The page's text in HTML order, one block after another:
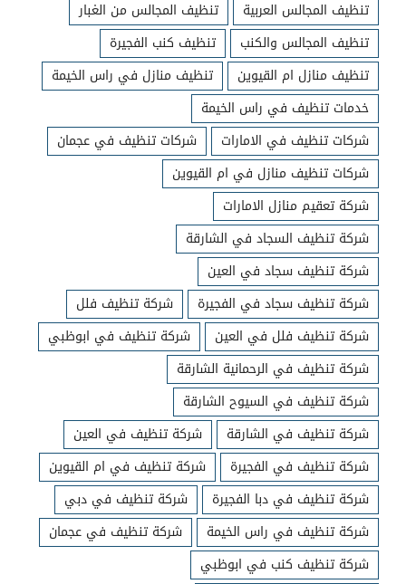
تنظيف المجالس العربية
تنظيف المجالس من الغبار
تنظيف المجالس والكنب
تنظيف كنب الفجيرة
تنظيف منازل ام القيوين
تنظيف منازل في راس الخيمة
خدمات تنظيف في راس الخيمة
شركات تنظيف في الامارات
شركات تنظيف في عجمان
شركات تنظيف منازل في ام القيوين
شركة تعقيم منازل الامارات
شركة تنظيف السجاد في الشارقة
شركة تنظيف سجاد في العين
شركة تنظيف سجاد في الفجيرة
شركة تنظيف فلل
شركة تنظيف فلل في العين
شركة تنظيف في ابوظبي
شركة تنظيف في الرحمانية الشارقة
شركة تنظيف في السيوح الشارقة
شركة تنظيف في الشارقة
شركة تنظيف في العين
شركة تنظيف في الفجيرة
شركة تنظيف في ام القيوين
شركة تنظيف في دبا الفجيرة
شركة تنظيف في دبي
شركة تنظيف في راس الخيمة
شركة تنظيف في عجمان
شركة تنظيف كنب في ابوظبي